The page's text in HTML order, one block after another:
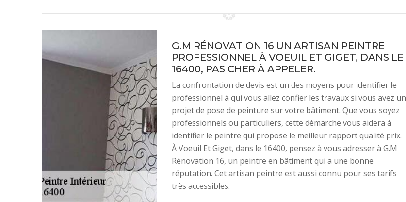
G.M RÉNOVATION 16 UN ARTISAN PEINTRE
PROFESSIONNEL À VOEUIL ET GIGET, DANS LE
16400, PAS CHER À APPELER.
La confrontation de devis est un des moyens pour identifier le
professionnel à qui vous allez confier les travaux si vous avez un
projet de pose de peinture sur votre bâtiment. Que vous soyez
professionnels ou particuliers, cette démarche vous aidera à
identifier le peintre qui propose le meilleur rapport qualité prix.
À Voeuil Et Giget, dans le 16400, pensez à vous adresser à G.M
Rénovation 16, un peintre en bâtiment qui a une bonne
réputation. Cet artisan peintre est aussi connu pour ses tarifs
très accessibles.